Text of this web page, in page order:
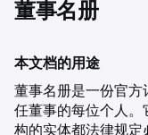
董事名册
本文档的用途
董事名册是一份官
任董事的每位个人
构的实体都法律规定